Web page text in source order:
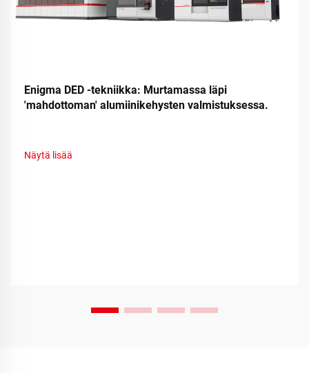
Enigma DED -tekniikka: Murtamassa läpi
'mahdottoman' alumiinikehysten valmistuksessa.
Näytä lisää